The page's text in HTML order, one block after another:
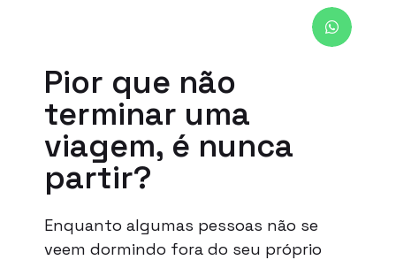
Pior que não
terminar uma
viagem, é nunca
partir?
Enquanto algumas pessoas não se
veem dormindo fora do seu próprio